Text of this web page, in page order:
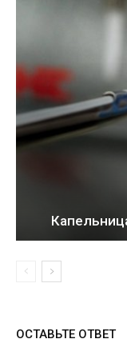
ОСТАВЬТЕ ОТВЕТ